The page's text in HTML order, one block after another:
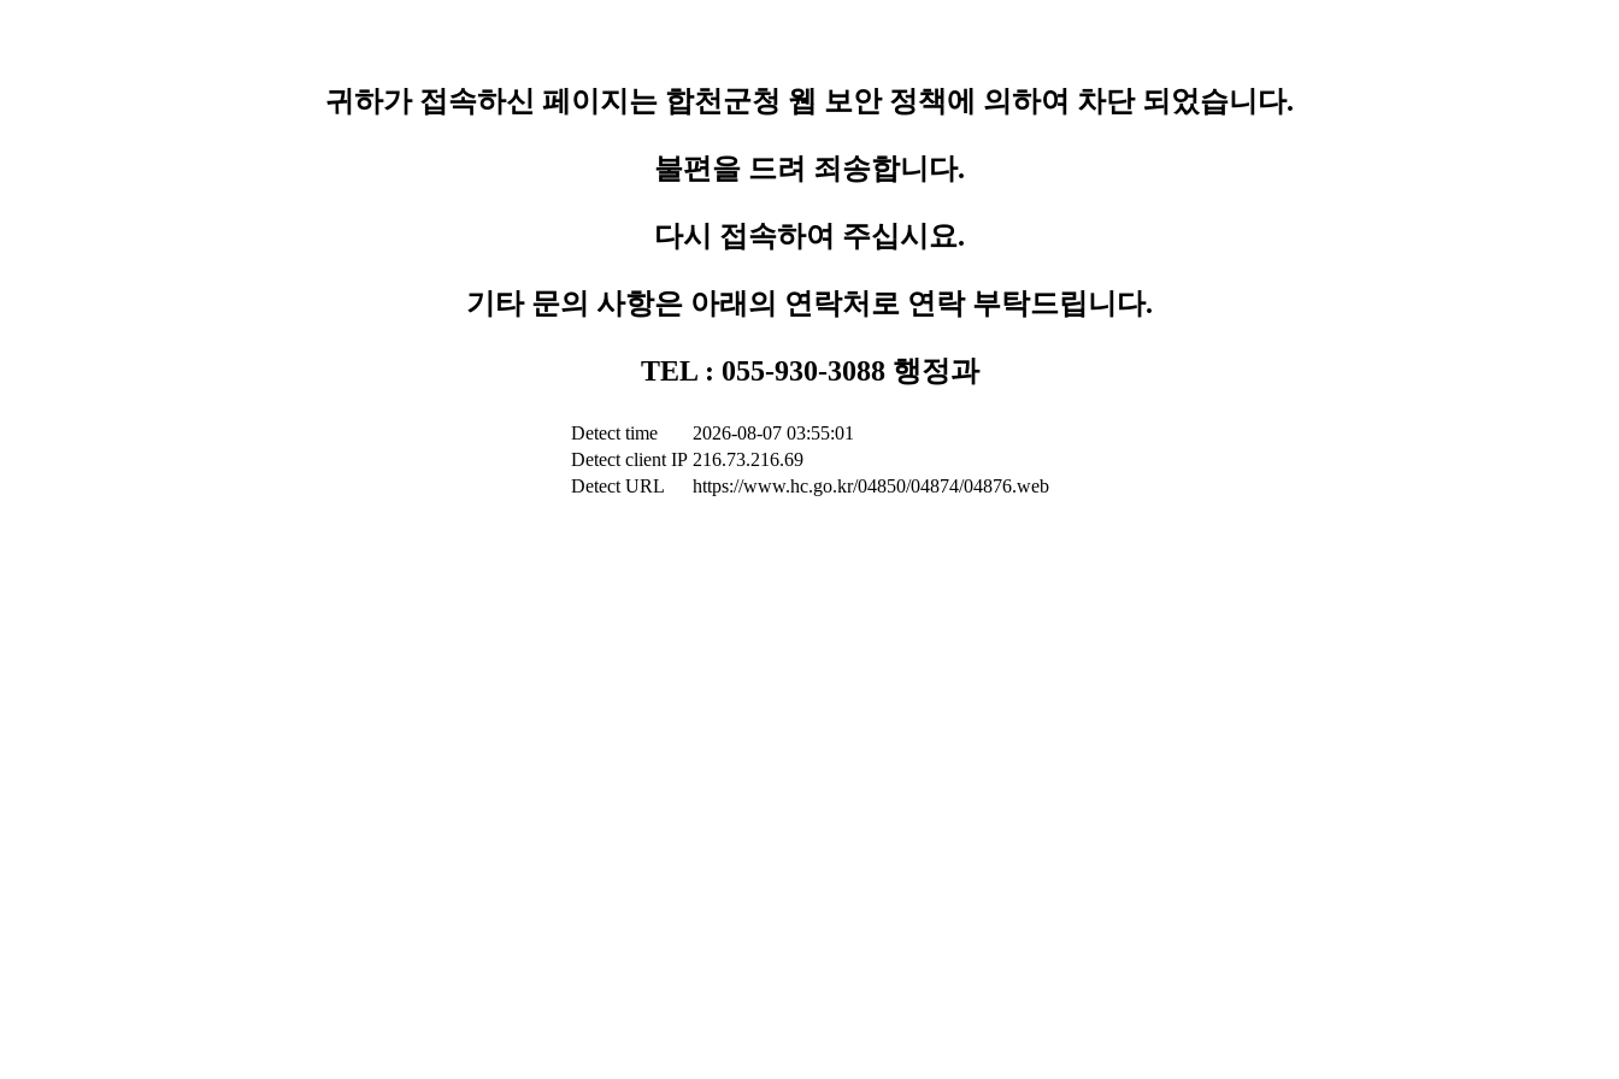
귀하가 접속하신 페이지는 합천군청 웹 보안 정책에 의하여 차단 되었습니다.
불편을 드려 죄송합니다.
다시 접속하여 주십시요.
기타 문의 사항은 아래의 연락처로 연락 부탁드립니다.
TEL : 055-930-3088 행정과
Detect time
2026-08-07 03:55:01
Detect client IP 216.73.216.69
Detect URL
https://www.hc.go.kr/04850/04874/04876.web